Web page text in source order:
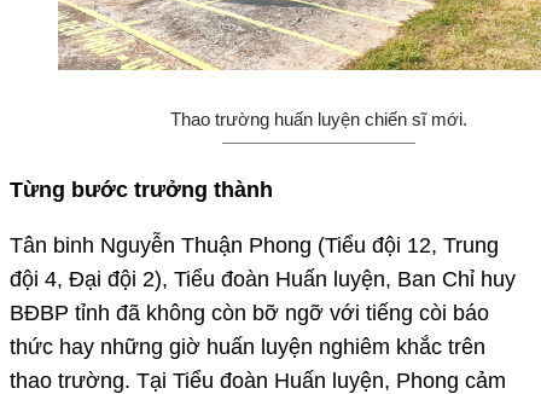
Thao trường huấn luyện chiến sĩ mới.
Từng bước trưởng thành
Tân binh Nguyễn Thuận Phong (Tiểu đội 12, Trung
đội 4, Đại đội 2), Tiểu đoàn Huấn luyện, Ban Chỉ huy
BĐBP tỉnh đã không còn bỡ ngỡ với tiếng còi báo
thức hay những giờ huấn luyện nghiêm khắc trên
thao trường. Tại Tiểu đoàn Huấn luyện, Phong cảm